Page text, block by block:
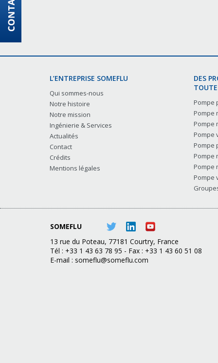
L’ENTREPRISE SOMEFLU
Qui sommes-nous
Notre histoire
Notre mission
Ingénierie & Services
Actualités
Contact
Crédits
Mentions légales
DES
Pompe
Pompe
Pompe
Pompe
Pompe
Pompe
Pompe
Pompe
SOMEFLU
13 rue du Poteau, 77181 Courtry, France
Tél : +33 1 43 63 78 95 - Fax : +33 1 43 60 51 08
E-mail : someflu@someflu.com